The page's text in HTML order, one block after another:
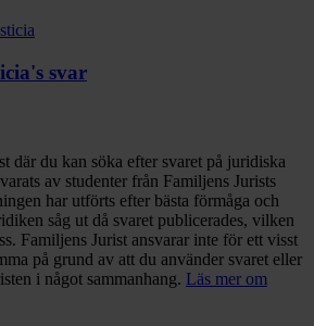
svar
där du kan söka efter svaret på juridiska
av studenter från Familjens Jurists
har utförts efter bästa förmåga och
såg ut då svaret publicerades, vilken
Familjens Jurist ansvarar inte för ett visst
på grund av att du använder svaret eller
i något sammanhang. Läs mer om